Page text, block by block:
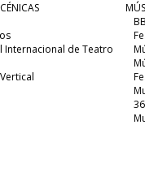
Internacional de Teatro